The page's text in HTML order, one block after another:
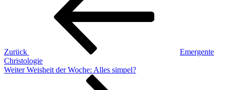
Zurück
Emergente
Christologie
Nächster
Weiter Weisheit der Woche: Alles simpel?